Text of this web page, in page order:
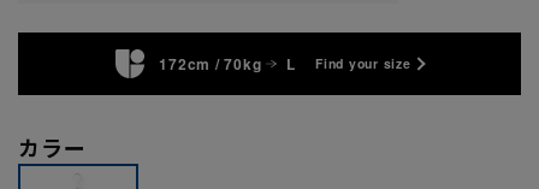
172cm / 70kg L Find your size
カラー